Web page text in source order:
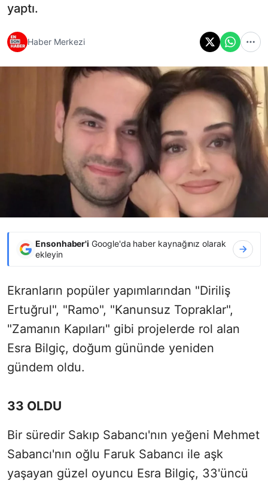
yaptı.
Haber Merkezi
Ensonhaber'i Google'da haber kaynağınız olarak
ekleyin
Ekranların popüler yapımlarından "Diriliş
Ertuğrul", "Ramo", "Kanunsuz Topraklar",
"Zamanın Kapıları" gibi projelerde rol alan
Esra Bilgiç, doğum gününde yeniden
gündem oldu.
33 OLDU
Bir süredir Sakıp Sabancı'nın yeğeni Mehmet
Sabancı'nın oğlu Faruk Sabancı ile aşk
yaşayan güzel oyuncu Esra Bilgiç, 33'üncü